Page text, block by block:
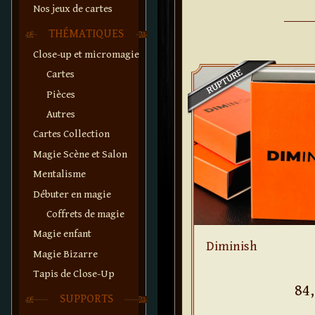
Nos jeux de cartes
THÉMATIQUES
Close-up et micromagie
Cartes
Pièces
Autres
Cartes Collection
Magie Scène et Salon
Mentalisme
Débuter en magie
Coffrets de magie
Magie enfant
Magie Bizarre
Tapis de Close-Up
SUPPORTS
Diminish